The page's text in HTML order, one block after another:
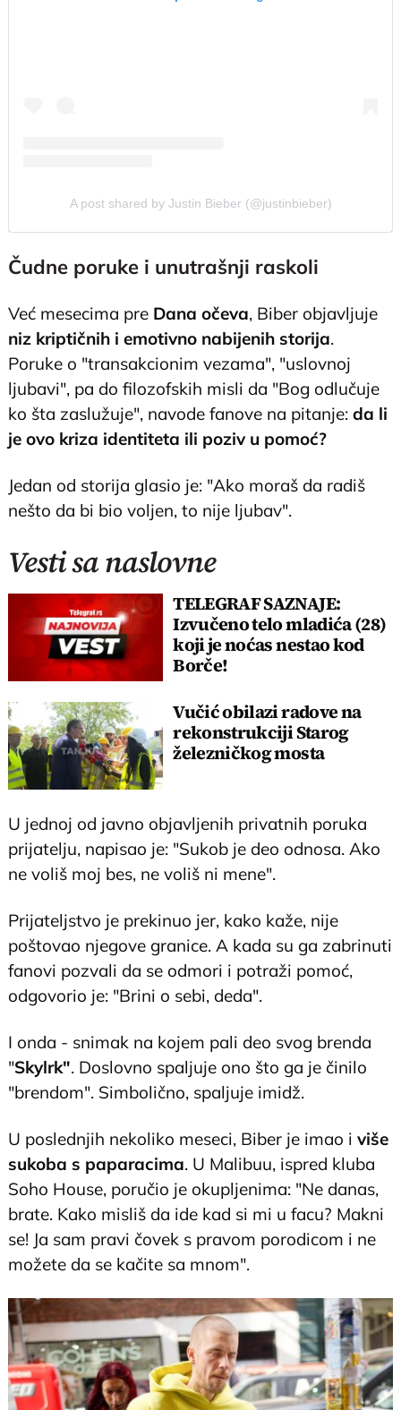
A post shared by Justin Bieber (@justinbieber)
Čudne poruke i unutrašnji raskoli
Već mesecima pre Dana očeva, Biber objavljuje
niz kriptičnih i emotivno nabijenih storija.
Poruke o "transakcionim vezama", "uslovnoj
ljubavi", pa do filozofskih misli da "Bog odlučuje
ko šta zaslužuje", navode fanove na pitanje:da li
je ovo kriza identiteta ili poziv u pomoć?
Jedan od storija glasio je: "Ako moraš da radiš
nešto da bi bio voljen, to nije ljubav".
Vesti sa naslovne
TELEGRAF SAZNAJE:
Izvučeno telo mladića (28)
koji je noćas nestao kod
Borče!
Vučić obilazi radove na
rekonstrukciji Starog
železničkog mosta
U jednoj od javno objavljenih privatnih poruka
prijatelju, napisao je: "Sukob je deo odnosa. Ako
ne voliš moj bes, ne voliš ni mene".
Prijateljstvo je prekinuo jer, kako kaže, nije
poštovao njegove granice. A kada su ga zabrinuti
fanovi pozvali da se odmori i potraži pomoć,
odgovorio je: "Brini o sebi, deda".
I onda - snimak na kojem pali deo svog brenda
"Skylrk". Doslovno spaljuje ono što ga je činilo
"brendom". Simbolično, spaljuje imidž.
U poslednjih nekoliko meseci, Biber je imao iviše
sukoba s paparacima. U Malibuu, ispred kluba
Soho House, poručio je okupljenima: "Ne danas,
brate. Kako misliš da ide kad si mi u facu? Makni
se! Ja sam pravi čovek s pravom porodicom i ne
možete da se kačite sa mnom".